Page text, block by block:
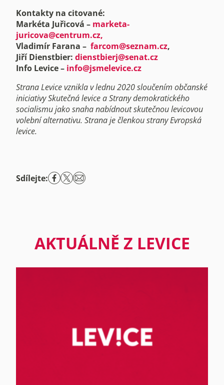
Kontakty na citované:
Markéta Juřicová – marketa-
juricova@centrum.cz,
Vladimír Farana – farcom@seznam.cz,
Jiří Dienstbier: dienstbierj@senat.cz
Info Levice – info@jsmelevice.cz
Strana Levice vznikla v lednu 2020 sloučením občanské
iniciativy Skutečná levice a Strany demokratického
socialismu jako snaha nabídnout skutečnou levicovou
volební alternativu. Strana je členkou strany Evropská
levice.
Sdílejte:
AKTUÁLNĚ Z LEVICE